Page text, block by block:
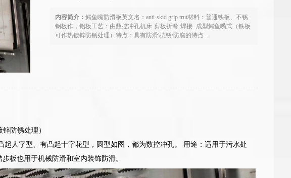
内容简介： 鳄鱼嘴防滑板英文名：anti-skid grip trut材料：普通铁板、不锈
钢板作，铝板工艺：由数控冲孔机床-剪板折弯-焊接 -成型鳄鱼嘴式（铁板
可作热镀锌防锈处理）特点：具有防滑\抗锈\防腐的特点...
防锈处理）
人字型、有凸起十字花型，圆型如图，都为数控冲孔。 用途：适用于污水处
板也用于机械防滑和室内装饰防滑。